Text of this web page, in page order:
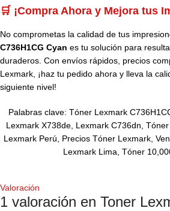
🛒 ¡Compra Ahora y Mejora tus
No comprometas la calidad de tus
C736H1CG Cyan es tu solución para
duraderos. Con envíos rápidos, precios
Lexmark, ¡haz tu pedido ahora y lleva la
siguiente nivel!
Palabras clave: Tóner Lexmark
Lexmark X738de, Lexmark C736dn,
Lexmark Perú, Precios Tóner Lexmark,
Lexmark Lima, Tóner
Valoración
1 valoración en Toner